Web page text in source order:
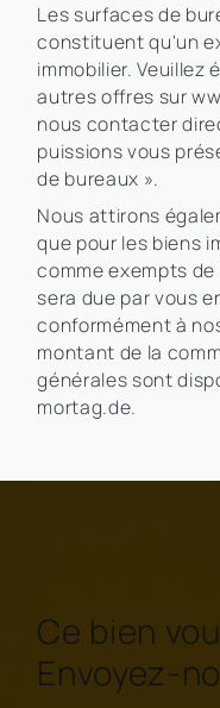
Les surfaces de
constituent qu'un
immobilier. Veuillez
autres offres sur
nous contacter
puissions vous
de bureaux ».
Nous attirons
que pour les biens
comme exempts
sera due par vous
conformément à
montant de la
générales sont
mortag.de.
Ce bien
Envoyez-